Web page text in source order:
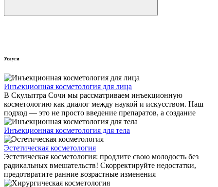
Услуги
Инъекционная косметология для лица
В Скульптра Сочи мы рассматриваем инъекционную
косметологию как диалог между наукой и искусством. Наш
подход — это не просто введение препаратов, а создание
Инъекционная косметология для тела
Эстетическая косметология
Эстетическая косметология: продлите свою молодость без
радикальных вмешательств! Скорректируйте недостатки,
предотвратите ранние возрастные изменения